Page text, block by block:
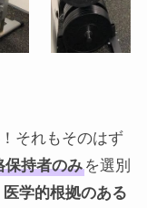
それもそのはず
保持者のみを選別
医学的根拠のある